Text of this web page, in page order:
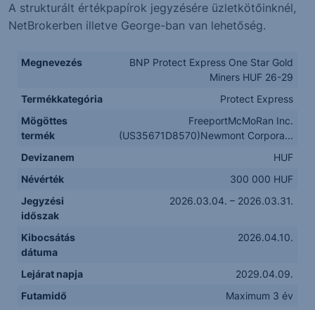
A strukturált értékpapírok jegyzésére üzletkötőinknél,
NetBrokerben illetve George-ban van lehetőség.
Megnevezés
BNP Protect Express One Star Gold
Miners HUF 26-29
Termékkategória
Protect Express
Mögöttes
termék
FreeportMcMoRan Inc.
(US35671D8570)Newmont Corpora...
Devizanem
HUF
Névérték
300 000 HUF
Jegyzési
időszak
2026.03.04. – 2026.03.31.
Kibocsátás
dátuma
2026.04.10.
Lejárat napja
2029.04.09.
Futamidő
Maximum 3 év